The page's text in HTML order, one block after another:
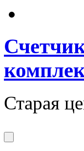
Старая